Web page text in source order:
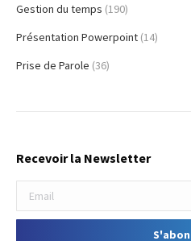
Gestion du temps (190)
Présentation Powerpoint (14)
Prise de Parole (36)
Recevoir la Newsletter